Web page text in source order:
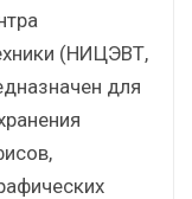
(НИЦЭВТ,
для